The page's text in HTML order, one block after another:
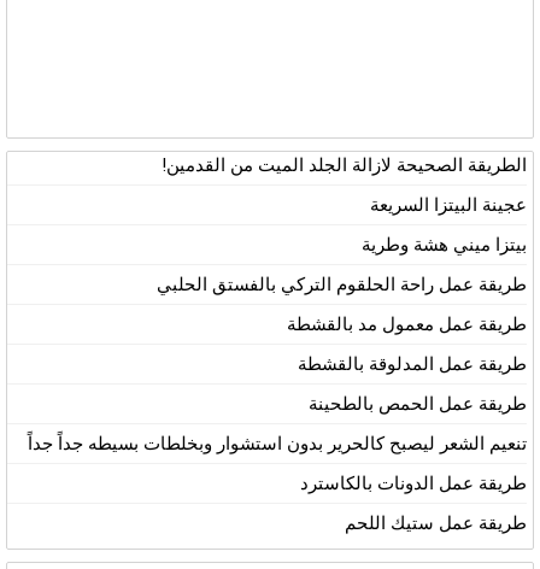
الطريقة الصحيحة لازالة الجلد الميت من القدمين!
عجينة البيتزا السريعة
بيتزا ميني هشة وطرية
طريقة عمل راحة الحلقوم التركي بالفستق الحلبي
طريقة عمل معمول مد بالقشطة
طريقة عمل المدلوقة بالقشطة
طريقة عمل الحمص بالطحينة
تنعيم الشعر ليصبح كالحرير بدون استشوار وبخلطات بسيطه جداً جداً
طريقة عمل الدونات بالكاسترد
طريقة عمل ستيك اللحم